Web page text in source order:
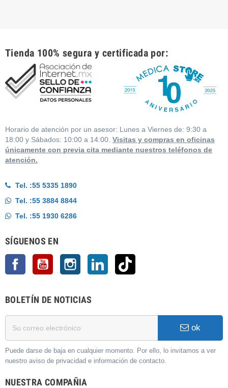
Tienda 100% segura y certificada por:
Horario de atención por un asesor: Lunes a Viernes de: 9:30 a
18:00 y Sábados: 10:00 a 14:00. Visitas y compras en oficinas
únicamente con previa cita mediante nuestros teléfonos de
atención.
Tel. :55 5335 1890
Tel. :55 3884 8844
Tel. :55 1930 6286
SÍGUENOS EN
Facebook YouTube Instagram LinkedIn
BOLETÍN DE NOTICIAS
ok
Puede darse de baja en cualquier momento. Por ello, lo invitamos a ver
nuestro aviso de privacidad e información de contacto.
NUESTRA COMPAÑIA